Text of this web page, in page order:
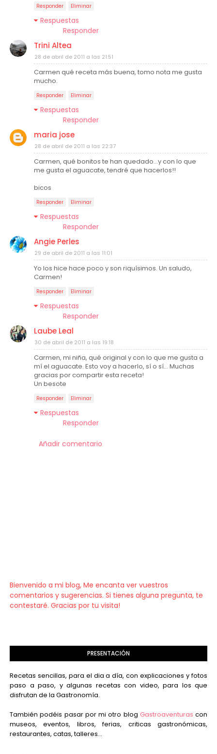
Responder Eliminar
Respuestas
Responder
Trini Altea
28 de abril de 2011 a las 21:51
Carmen qué receta más buena, tomo nota me gusta
mucho.
Responder Eliminar
Respuestas
Responder
maria jose
28 de abril de 2011 a las 22:37
Carmen, qué bonitos te han quedado...y con lo que
me gusta el aguacate, tendré que hacerlos!!
bicos
Responder Eliminar
Respuestas
Responder
Angie Perles
29 de abril de 2011 a las 11:01
Yo los hice hace poco y son riquísimos. Un saludo,
Carmen!
Responder Eliminar
Respuestas
Responder
Laube Leal
30 de abril de 2011 a las 19:18
Carmen, mi niña, qué original y con lo que me gusta a
mí el aguacate. Esto voy a hacerlo, sí o sí... Muchas
gracias por compartir esta receta!
Un besote
Responder Eliminar
Respuestas
Responder
Añadir comentario
Bienvenido a mi blog, Me encanta ver vuestros
comentarios y sugerencias. Si tienes alguna pregunta, te
contestaré. Gracias por tu visita!
PRESENTACIÓN
Recetas sencillas, para el dia a día, con explicaciones y fotos
paso a paso, y algunas recetas con video, para los que
disfrutan de la Gastronomía.
También podéis pasar por mi otro blog Gastroaventuras con
museos, eventos, libros, ferias, criticas gastronómicas,
restaurantes, catas, talleres...